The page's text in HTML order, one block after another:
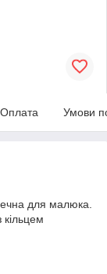
Оплата Умови
для малюка.